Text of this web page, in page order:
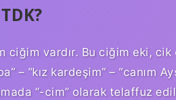
ciğim vardır. Bu ciğim eki,
– “kız kardeşim” – “canım
“-cim” olarak telaffuz